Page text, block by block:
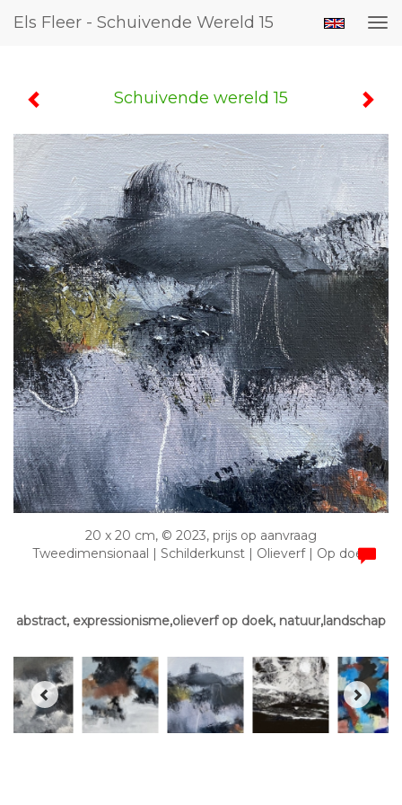
Els Fleer - Schuivende Wereld 15
Schuivende wereld 15
20 x 20 cm, © 2023, prijs op aanvraag
Tweedimensionaal | Schilderkunst | Olieverf | Op doek
abstract, expressionisme,olieverf op doek, natuur,landschap